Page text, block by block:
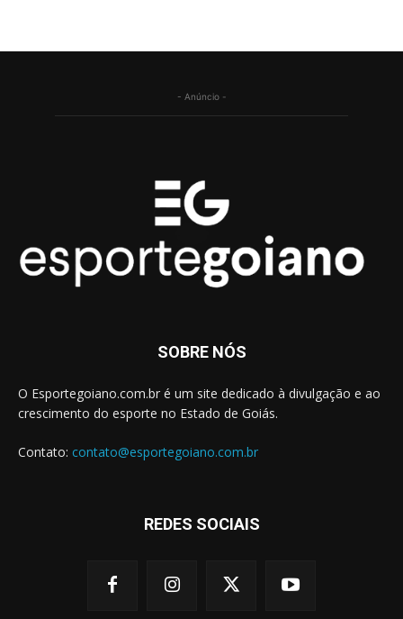
- Anúncio -
SOBRE NÓS
O Esportegoiano.com.br é um site dedicado à divulgação e ao
crescimento do esporte no Estado de Goiás.
Contato: contato@esportegoiano.com.br
REDES SOCIAIS